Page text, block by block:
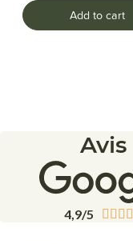
Add to cart
Avis
4,9/5    